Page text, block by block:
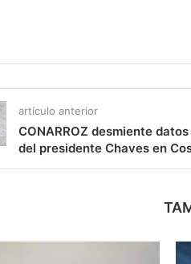
artículo anterior
CONARROZ desmiente
del presidente Chaves en